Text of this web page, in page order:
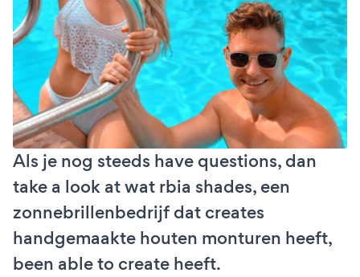
Als je nog steeds have questions, dan
take a look at wat rbia shades, een
zonnebrillenbedrijf dat creates
handgemaakte houten monturen heeft,
been able to create heeft.